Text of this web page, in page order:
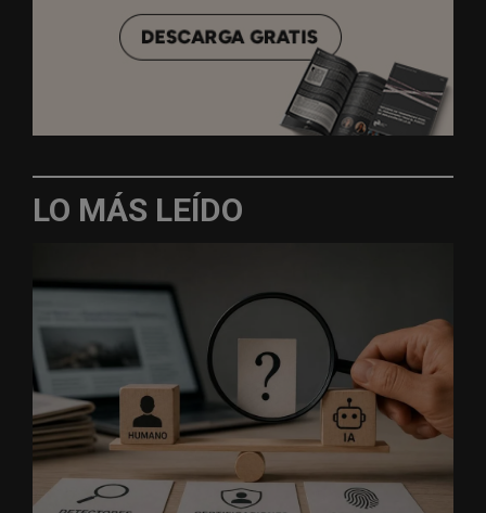
LO MÁS LEÍDO